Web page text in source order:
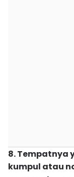
8. Tempatnya
kumpul atau